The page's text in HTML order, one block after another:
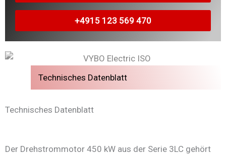
+4915 123 569 470
Technisches Datenblatt
Technisches Datenblatt
Der Drehstrommotor 450 kW aus der Serie 3LC gehört